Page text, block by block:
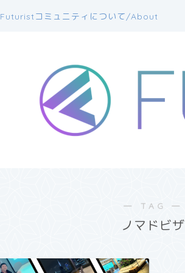
Futuristコミュニティについて/About
― TAG ―
ノマドビザ